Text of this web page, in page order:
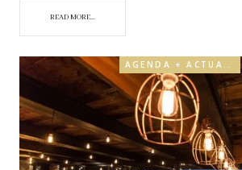
READ MORE...